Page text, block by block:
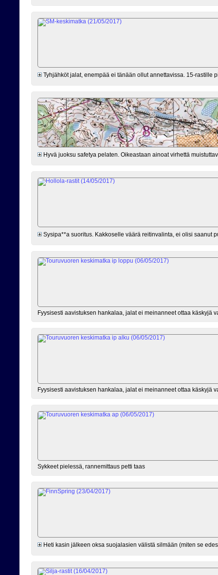
Tyhjähköt jalat, enempää ei tänään ollut annettavissa. 15-rastille
Hyvä juoksu safetya pelaten. Oikeastaan ainoat virhettä
Sysipa**a suoritus. Kakkoselle väärä reitinvalinta, ei olisi saanut
Fyysisesti aavistuksen hankalaa, jalat ei meinanneet ottaa käskyjä
Fyysisesti aavistuksen hankalaa, jalat ei meinanneet ottaa käskyjä
Sykkeet pielessä, rannemittaus petti taas
Heti kasin jälkeen oksa suojalasien välistä silmään (miten se